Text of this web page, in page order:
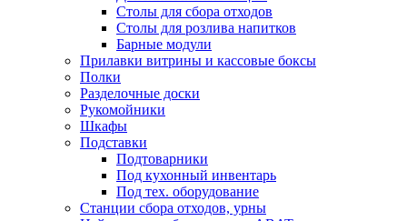
Столы для сбора отходов
Столы для розлива напитков
Барные модули
Прилавки витрины и кассовые боксы
Полки
Разделочные доски
Рукомойники
Шкафы
Подставки
Подтоварники
Под кухонный инвентарь
Под тех. оборудование
Cтанции сбора отходов, урны